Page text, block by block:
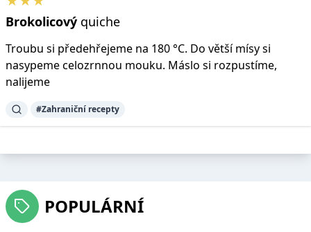
Brokolicový quiche
Troubu si předehřejeme na 180 °C. Do větší mísy si
nasypeme celozrnnou mouku. Máslo si rozpustíme,
nalijeme
#Zahraniční recepty
POPULÁRNÍ